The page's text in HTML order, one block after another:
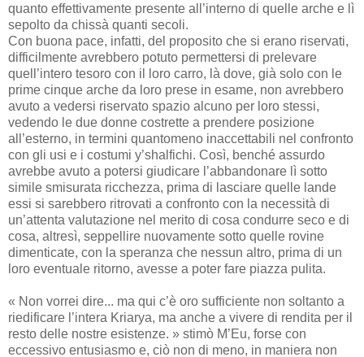
quanto effettivamente presente all’interno di quelle arche e lì
sepolto da chissà quanti secoli.
Con buona pace, infatti, del proposito che si erano riservati,
difficilmente avrebbero potuto permettersi di prelevare
quell’intero tesoro con il loro carro, là dove, già solo con le
prime cinque arche da loro prese in esame, non avrebbero
avuto a vedersi riservato spazio alcuno per loro stessi,
vedendo le due donne costrette a prendere posizione
all’esterno, in termini quantomeno inaccettabili nel confronto
con gli usi e i costumi y’shalfichi. Così, benché assurdo
avrebbe avuto a potersi giudicare l’abbandonare lì sotto
simile smisurata ricchezza, prima di lasciare quelle lande
essi si sarebbero ritrovati a confronto con la necessità di
un’attenta valutazione nel merito di cosa condurre seco e di
cosa, altresì, seppellire nuovamente sotto quelle rovine
dimenticate, con la speranza che nessun altro, prima di un
loro eventuale ritorno, avesse a poter fare piazza pulita.
« Non vorrei dire... ma qui c’è oro sufficiente non soltanto a
riedificare l’intera Kriarya, ma anche a vivere di rendita per il
resto delle nostre esistenze. » stimò M’Eu, forse con
eccessivo entusiasmo e, ciò non di meno, in maniera non